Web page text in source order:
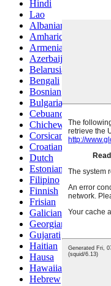
Hindi
Lao
Albanian
Amharic
Armenian
Azerbaijani
Belarusian
Bengali
Bosnian
Bulgarian
Cebuano
Chichewa
Corsican
Croatian
Dutch
Estonian
Filipino
Finnish
Frisian
Galician
Georgian
Gujarati
Haitian
Hausa
Hawaiian
Hebrew